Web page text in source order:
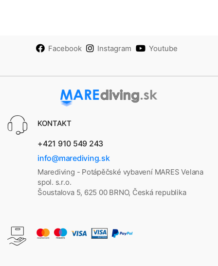
Facebook Instagram Youtube
KONTAKT
+421 910 549 243
info@marediving.sk
Marediving - Potápěčské vybavení MARES Velana
spol. s.r.o.
Šoustalova 5, 625 00 BRNO, Česká republika